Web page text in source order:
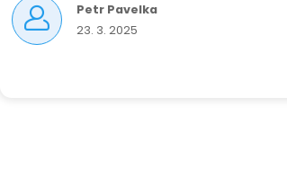
Petr Pavelka
23. 3. 2025